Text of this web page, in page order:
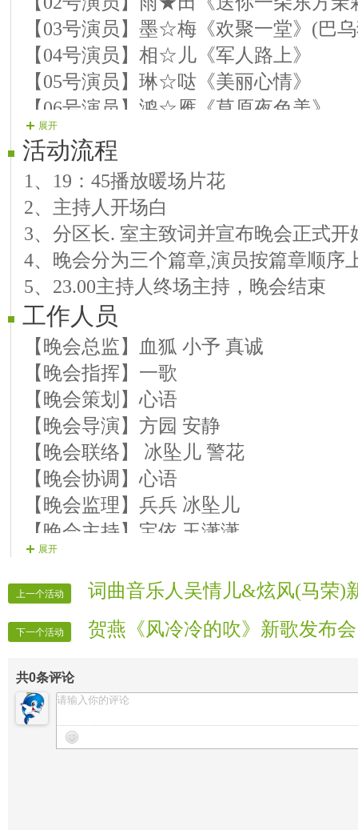
【03号演员】墨☆梅《欢聚一堂》(巴
【04号演员】相☆儿《军人路上》
【05号演员】琳☆哒《美丽心情》
【06号演员】鸿☆雁《草原夜色美》
【07号演员】方☆向《草原上的月亮》
【08号演员】兵☆兵《谁不说俺家乡好
第二篇章：畅想未来-繁花似锦
【09号演员】辛☆梓《湘西小阿妹》
【10号演员】乐☆乐《美丽草原我的家
【11号演员】春天的阳光《美丽的日子
【12号演员】海☆韵《亲亲茉莉花》
【13号演员】兵★歌《梨花又开放》
【14号演员】樱☆子《我是真的好想你
【15号演员】梅朵儿《好一朵女人花》
【16号演员】索☆玛《魅力女人》
第三篇章：凝聚力量-情深意融
【17号演员】爱☆葫《青藏女孩》(葫
【18号演员】冰坠ル《我的祖国》
【19号演员】思☆虹《你的生命如此美
【20号演员】方☆圆《把一切献给党》
【21号演员】警☆花《草原花月夜》
【22号演员】大★山《朔风吹》
【23号演员】兵★哥《新女人花》(电
【24号演员】小☆乔《你是我今生修来
结束舞： 军舞 《越来越好》
展开
活动流程
1、19：45播放暖场片花
2、主持人开场白
3、分区长. 室主致词并宣布晚会正式开
4、晚会分为三个篇章,演员按篇章顺序
5、23.00主持人终场主持，晚会结束
工作人员
【晚会总监】血狐 小予 真诚
【晚会指挥】一歌
【晚会策划】心语
【晚会导演】方园 安静
【晚会联络】 冰坠儿 警花
【晚会协调】心语
【晚会监理】兵兵 冰坠儿
【晚会主持】宝依 玉潇潇
【片花监制】一歌
【片花制作】警花
【晚会片花】时尚风 安静 冰坠儿
【备用片花】舒心 云歌 心语
【晚会广播】美钻
【晚会录像】专区帮请录像
【晚会记者】专区帮请记者
展开
上一个活动 词曲音乐人吴情儿&炫风(马荣)
下一个活动 贺燕《风冷冷的吹》新歌发布会
共0条评论